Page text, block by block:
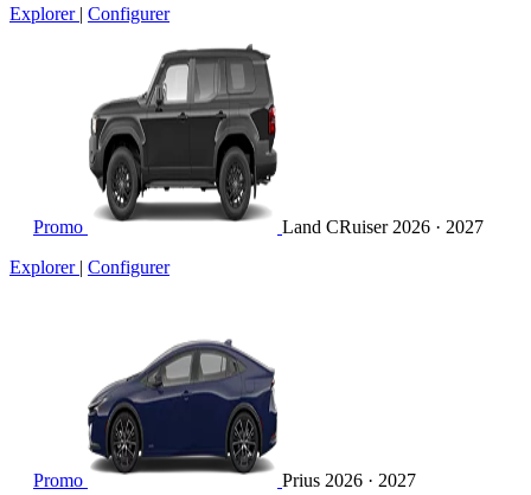
Explorer | Configurer
Promo Land CRuiser 2026 · 2027
Explorer | Configurer
Promo Prius 2026 · 2027